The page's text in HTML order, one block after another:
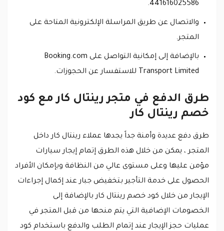
441616025586.
والاتصال عن طريق المراسلة الإلكترونية المتاحة على
المتجر.
بالإضافة إلى إمكانية التواصل على Booking.com
Transport Limited للاستفسار عن الحجوزات.
طرق الدفع في متجر رينتال كار مع كود
خصم رينتال كار
طرق دفع عديدة وأمنة جداً يجدها عملاء رينتال كار داخل
المتجر ، يمكن من خلال هذه الطرق إتمام إيجار سيارات
مؤمن عليها وعلى مستوى عالي من النظافة وبإمكان الأفراد
الحصول على خدمة التأجير بتخفيض جبار عند إكمال إجراءات
الإيجار من خلال كود خصم رينتال كار بالإضافة إلى
الخصومات الإضافية التي يتم منحها من قبل المتجر في
عمليات حجز الإيجار عند إتمام الطلب والدفع باستخدام كود